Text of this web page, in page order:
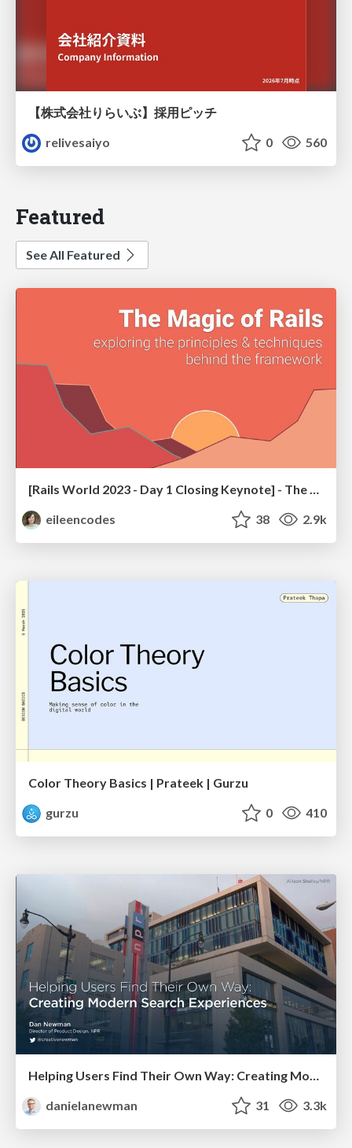
【株式会社りらいぶ】採用ピッチ
relivesaiyo
0 560
Featured
See All Featured
[Rails World 2023 - Day 1 Closing Keynote] - The Magic of Rails
eileencodes
38 2.9k
Color Theory Basics | Prateek | Gurzu
gurzu
0 410
Helping Users Find Their Own Way: Creating Modern Search Experiences
danielanewman
31 3.3k